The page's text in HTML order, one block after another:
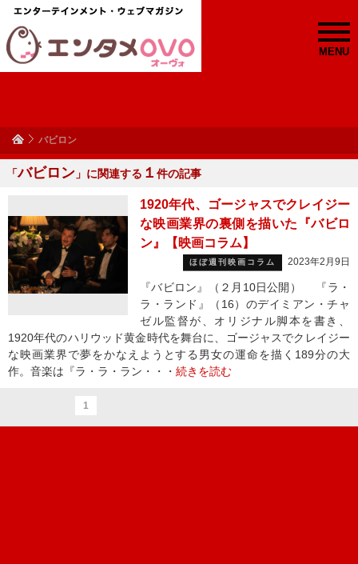
MENU
バビロン
「バビロン 」に関連する １ 件の記事
1920年代、ゴージャスでクレイジー
な映画業界の裏側を描いた『バビロ
ン』【映画コラム】
ほぼ週刊映画コラム 2023年2月9日
『バビロン』（２月10日公開） 『ラ・
ラ・ランド』（16）のデイミアン・チャ
ゼル監督が、オリジナル脚本を書き、
1920年代のハリウッド黄金時代を舞台に、ゴージャスでクレイジー
な映画業界で夢をかなえようとする男女の運命を描く189分の大
作。音楽は『ラ・ラ・ラン・・・ 続きを読む
1